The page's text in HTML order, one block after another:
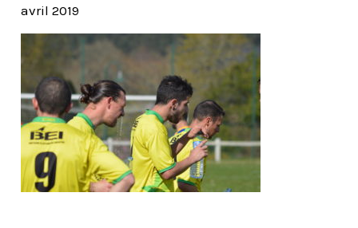
avril 2019